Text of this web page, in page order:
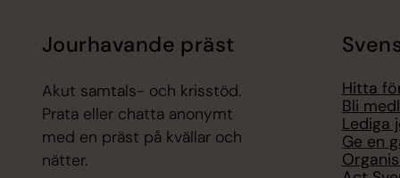
Jourhavande präst
Akut samtals- och krisstöd.
Prata eller chatta anonymt
med en präst på kvällar och
nätter.
Hitta
Bli
Lediga
Ge en